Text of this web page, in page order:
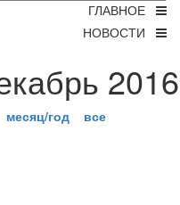
ГЛАВНОЕ
НОВОСТИ
месяц/год
все